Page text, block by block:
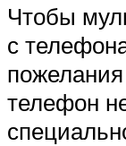
Чтобы
с
телефон